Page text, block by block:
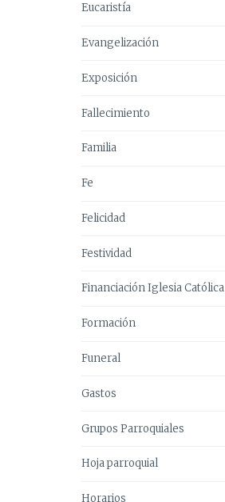
Eucaristía
Evangelización
Exposición
Fallecimiento
Familia
Fe
Felicidad
Festividad
Financiación Iglesia Católica
Formación
Funeral
Gastos
Grupos Parroquiales
Hoja parroquial
Horarios